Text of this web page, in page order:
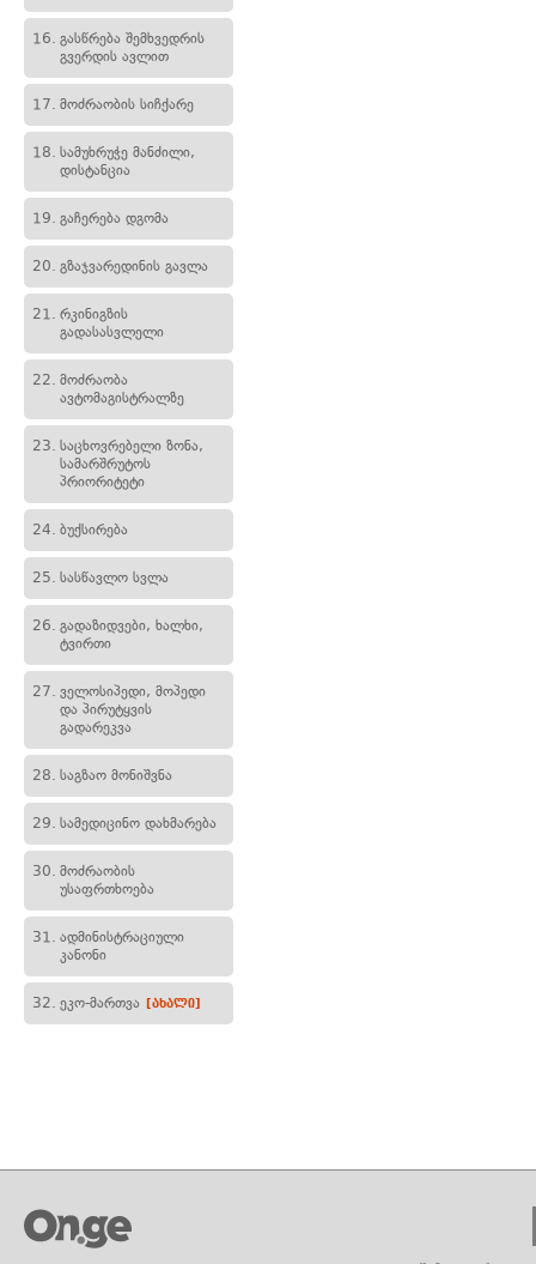
16. გასწრება შემხვედრის
გვერდის ავლით
17. მოძრაობის სიჩქარე
18. სამუხრუჭე მანძილი,
დისტანცია
19. გაჩერება დგომა
20. გზაჯვარედინის გავლა
21. რკინიგზის
გადასასვლელი
22. მოძრაობა
ავტომაგისტრალზე
23. საცხოვრებელი ზონა,
სამარშრუტოს
პრიორიტეტი
24. ბუქსირება
25. სასწავლო სვლა
26. გადაზიდვები, ხალხი,
ტვირთი
27. ველოსიპედი, მოპედი
და პირუტყვის
გადარეკვა
28. საგზაო მონიშვნა
29. სამედიცინო დახმარება
30. მოძრაობის
უსაფრთხოება
31. ადმინისტრაციული
კანონი
32. ეკო-მართვა [ახალი]